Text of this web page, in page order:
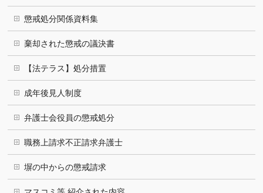
懲戒処分関係資料集
棄却された懲戒の議決書
【法テラス】処分措置
成年後見人制度
弁護士会役員の懲戒処分
職務上請求不正請求弁護士
塀の中からの懲戒請求